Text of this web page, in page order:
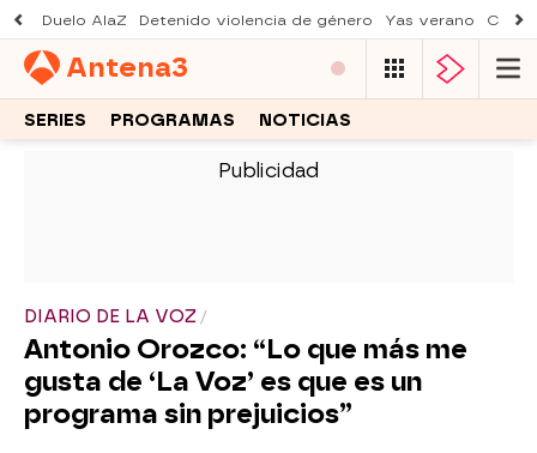
Duelo AlaZ Detenido violencia de género Yas verano
Antena3
SERIES PROGRAMAS NOTICIAS
DIARIO DE LA VOZ
Antonio Orozco: “Lo que más me
gusta de ‘La Voz’ es que es un
programa sin prejuicios”